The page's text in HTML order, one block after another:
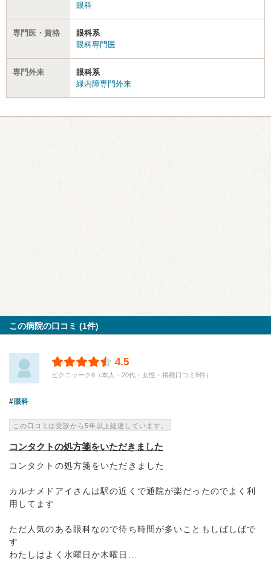
眼科
専門医・資格
眼科系
眼科専門医
専門外来
眼科系
緑内障専門外来
この病院の口コミ (1件)
4.5
ピクニッーク6（本人・20代・女性・掲載口コミ8件）
眼科
この口コミは受診から5年以上経過しています。
コンタクトの処方箋をいただきました
コンタクトの処方箋をいただきました
カルナメドアイさんは駅の近くで通院が楽だったのでよく利
用してます
ただ人気のある眼科なので待ち時間が多いこともしばしばで
す
わたしはよく水曜日か木曜日...